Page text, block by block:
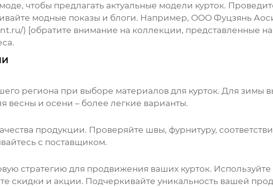
чтобы предлагать актуальные модели курток.
модные показы и блоги. Например, ООО Фуцзянь
) [обратите внимание на коллекции, представленные
региона при выборе материалов для курток. Для зимы
весны и осени – более легкие варианты.
продукции. Проверяйте швы, фурнитуру,
с поставщиком.
стратегию для продвижения ваших курток.
скидки и акции. Подчеркивайте уникальность вашей